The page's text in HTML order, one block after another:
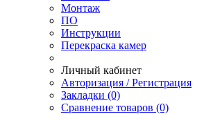
Монтаж
ПО
Инструкции
Перекраска камер
Личный кабинет
Авторизация / Регистрация
Закладки (0)
Сравнение товаров (0)